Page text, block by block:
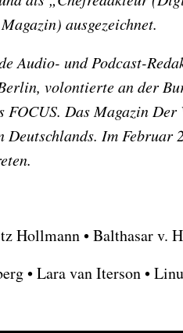
ausgezeichnet.
Audio- und Podcast-
volontierte an der
FOCUS. Das Magazin
Im Februar
Hollmann • Balthasar v.
• Lara van Iterson •